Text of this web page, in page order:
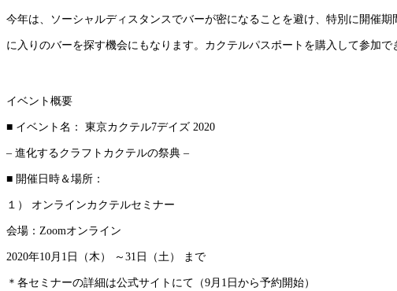
今年は、ソーシャルディスタンスでバーが密になることを避け、特別に開催
に入りのバーを探す機会にもなります。カクテルパスポートを購入して参加
イベント概要
■ イベント名： 東京カクテル7デイズ 2020
– 進化するクラフトカクテルの祭典 –
■ 開催日時＆場所：
１） オンラインカクテルセミナー
会場：Zoomオンライン
2020年10月1日（木） ～31日（土） まで
＊各セミナーの詳細は公式サイトにて（9月1日から予約開始）